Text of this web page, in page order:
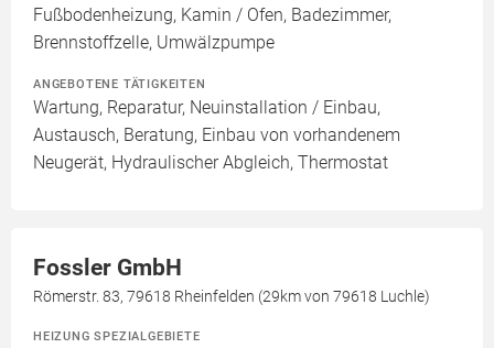
Fußbodenheizung, Kamin / Ofen, Badezimmer,
Brennstoffzelle, Umwälzpumpe
ANGEBOTENE TÄTIGKEITEN
Wartung, Reparatur, Neuinstallation / Einbau,
Austausch, Beratung, Einbau von vorhandenem
Neugerät, Hydraulischer Abgleich, Thermostat
Fossler GmbH
Römerstr. 83, 79618 Rheinfelden (29km von 79618 Luchle)
HEIZUNG SPEZIALGEBIETE